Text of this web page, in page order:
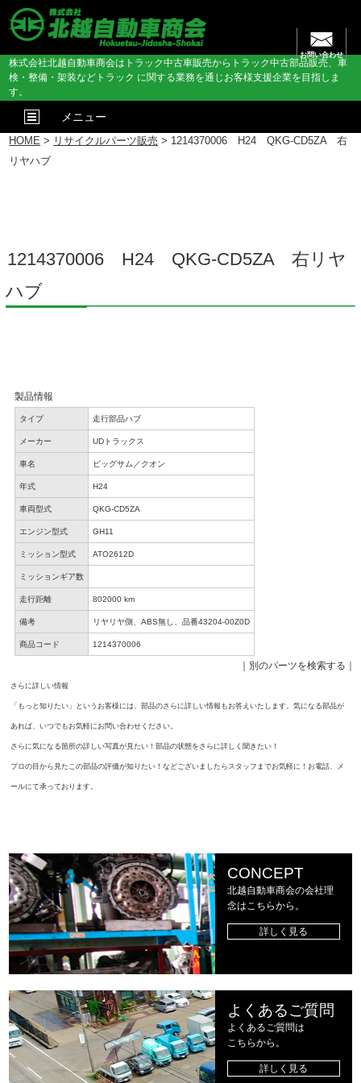
お問い合わせ
株式会社北越自動車商会はトラック中古車販売からトラック中古部品販売、車
検・整備・架装などトラック に関する業務を通じお客様支援企業を目指しま
す。
メニュー
HOME > リサイクルパーツ販売 > 1214370006 H24 QKG-CD5ZA 右
リヤハブ
1214370006 H24 QKG-CD5ZA 右リヤ
ハブ
製品情報
タイプ 走行部品ハブ
メーカー UDトラックス
車名 ビッグサム／クオン
年式 H24
車両型式 QKG-CD5ZA
エンジン型式 GH11
ミッション型式 ATO2612D
ミッションギア数
走行距離 802000 km
備考 リヤリヤ側、ABS無し、品番43204-00Z0D
商品コード 1214370006
別のパーツを検索する
さらに詳しい情報
「もっと知りたい」というお客様には、部品のさらに詳しい情報もお答えいたします。気になる部品が
あれば、いつでもお気軽にお問い合わせください。
さらに気になる箇所の詳しい写真が見たい！部品の状態をさらに詳しく聞きたい！
プロの目から見たこの部品の評価が知りたい！などございましたらスタッフまでお気軽に！お電話、メ
ールにて承っております。
CONCEPT
北越自動車商会の会社理
念はこちらから。
詳しく見る
よくあるご質問
よくあるご質問は
こちらから。
詳しく見る